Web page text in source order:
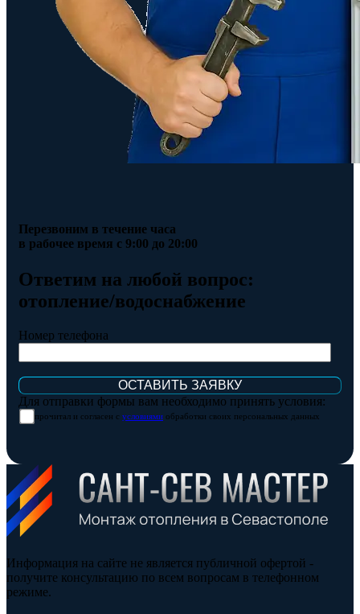
Перезвоним в течение часа
в рабочее время с 9:00 до 20:00
Ответим на любой вопрос:
отопление/водоснабжение
Номер телефона
Для отправки формы вам необходимо принять условия:
прочитал и согласен с условиями обработки своих персональных данных
Информация на сайте не является публичной офертой -
получите консультацию по всем вопросам в телефонном
режиме.